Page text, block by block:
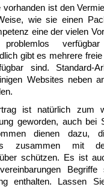
vorhanden ist den
wie sie einen
eine der vielen
gibt es mehrere
sind. Standard-
Websites neben
ist natürlich zum
geworden, auch bei
dienen dazu,
zusammen mit
schützen. Es ist
enthalten. Lassen